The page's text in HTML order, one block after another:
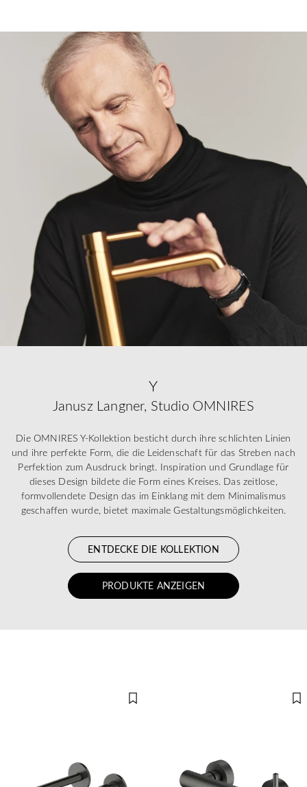
Y
Janusz Langner, Studio OMNIRES
Die OMNIRES Y-Kollektion besticht durch ihre schlichten Linien
und ihre perfekte Form, die die Leidenschaft für das Streben nach
Perfektion zum Ausdruck bringt. Inspiration und Grundlage für
dieses Design bildete die Form eines Kreises. Das zeitlose,
formvollendete Design das im Einklang mit dem Minimalismus
geschaffen wurde, bietet maximale Gestaltungsmöglichkeiten.
ENTDECKE DIE KOLLEKTION
PRODUKTE ANZEIGEN